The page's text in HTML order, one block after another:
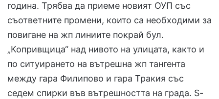
година. Трябва да приеме новият ОУП със
съответните промени, които са необходими за
повигане на жп линиите покрай бул.
„Копривщица“ над нивото на улицата, както и
по ситуирането на вътрешна жп тангента
между гара Филипово и гара Тракия със
седем спирки във вътрешността на града. S-